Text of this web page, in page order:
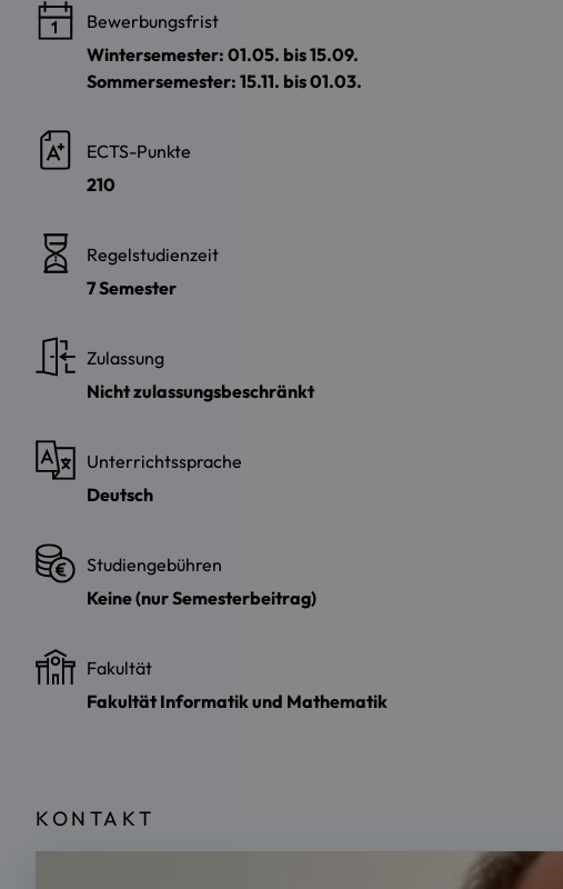
Bewerbungsfrist
Wintersemester: 01.05. bis 15.09.
Sommersemester: 15.11. bis 01.03.
ECTS-Punkte
210
Regelstudienzeit
7 Semester
Zulassung
Nicht zulassungsbeschränkt
Unterrichtssprache
Deutsch
Studiengebühren
Keine (nur Semesterbeitrag)
Fakultät
Fakultät Informatik und Mathematik
KONTAKT